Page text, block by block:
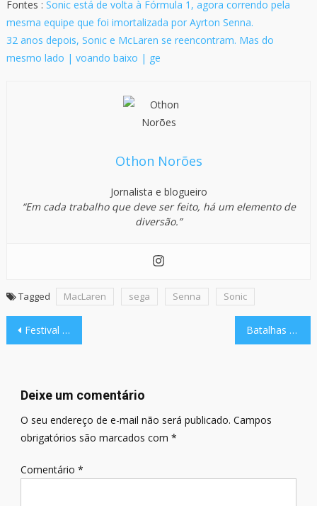
Fontes : Sonic está de volta à Fórmula 1, agora correndo pela
mesma equipe que foi imortalizada por Ayrton Senna.
32 anos depois, Sonic e McLaren se reencontram. Mas do
mesmo lado | voando baixo | ge
Othon Norões
Jornalista e blogueiro
“Em cada trabalho que deve ser feito, há um elemento de
diversão.”
Tagged MacLaren sega Senna Sonic
Navegação
Post
Festival Jogatório reforça a Diversidade dos games indies do Brasil – Confira Batalhas RV Station e Swordplay divertem o público no Anime Friends 2025
Deixe um comentário
O seu endereço de e-mail não será publicado. Campos
obrigatórios são marcados com *
Comentário *